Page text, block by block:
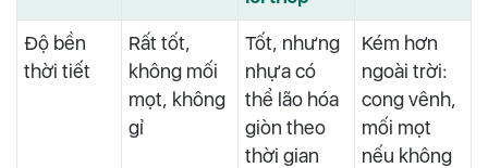
Độ bền
thời tiết
Rất tốt,
không mối
mọt, không
gỉ
Tốt, nhưng
nhựa có
thể lão hóa
giòn theo
thời gian
Kém hơn
ngoài trời:
cong vênh,
mối mọt
nếu không